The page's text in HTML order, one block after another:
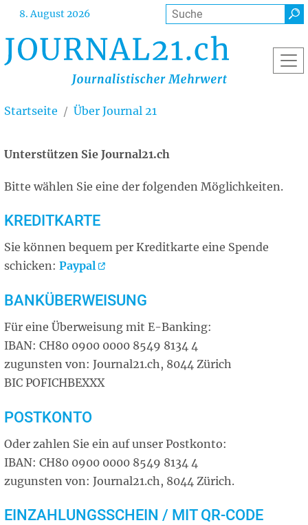
Direkt
Inhalt
8. August 2026 Suche
Startseite Über Journal 21
Unterstützen Sie Journal21.ch
Unterstützen Sie Journal21.ch
Bitte wählen Sie eine der folgenden Möglichkeiten.
KREDITKARTE
Sie können bequem per Kreditkarte eine Spende
schicken: Paypal
BANKÜBERWEISUNG
Für eine Überweisung mit E-Banking:
IBAN: CH80 0900 0000 8549 8134 4
zugunsten von: Journal21.ch, 8044 Zürich
BIC POFICHBEXXX
POSTKONTO
Oder zahlen Sie ein auf unser Postkonto:
IBAN: CH80 0900 0000 8549 8134 4
zugunsten von: Journal21.ch, 8044 Zürich.
EINZAHLUNGSSCHEIN / MIT QR-CODE